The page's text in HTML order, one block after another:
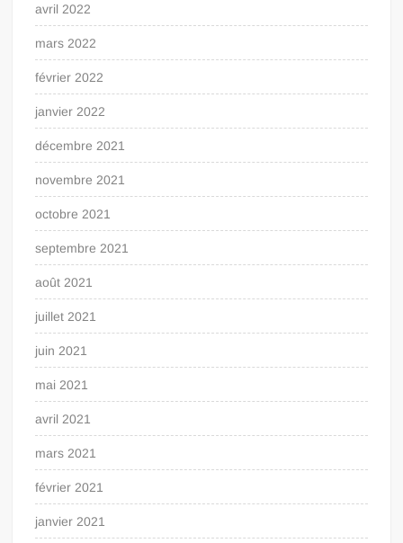
avril 2022
mars 2022
février 2022
janvier 2022
décembre 2021
novembre 2021
octobre 2021
septembre 2021
août 2021
juillet 2021
juin 2021
mai 2021
avril 2021
mars 2021
février 2021
janvier 2021